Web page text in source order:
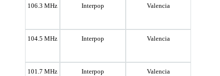
106.3 MHz Interpop Valencia
104.5 MHz Interpop Valencia
101.7 MHz Interpop Valencia